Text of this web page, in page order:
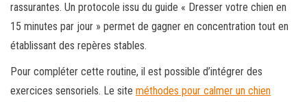
rassurantes. Un protocole issu du guide « Dresser votre chien en
15 minutes par jour » permet de gagner en concentration tout en
établissant des repères stables.
Pour compléter cette routine, il est possible d’intégrer des
exercices sensoriels. Le site méthodes pour calmer un chien